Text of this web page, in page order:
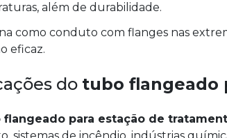
além de durabilidade.
como conduto com flanges nas
eficaz.
do tubo flangeado
flangeado para estação de